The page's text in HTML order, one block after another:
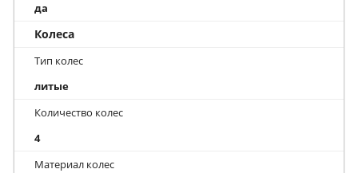
да
Колеса
Тип колес
литые
Количество колес
4
Материал колес